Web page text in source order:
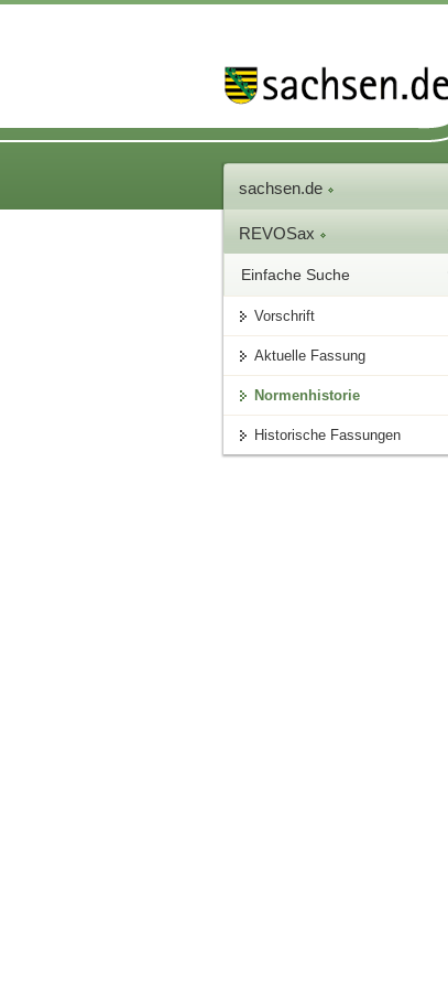
sachsen.de
REVOSax
Einfache Suche
Vorschrift
Aktuelle Fassung
Normenhistorie
Historische Fassungen